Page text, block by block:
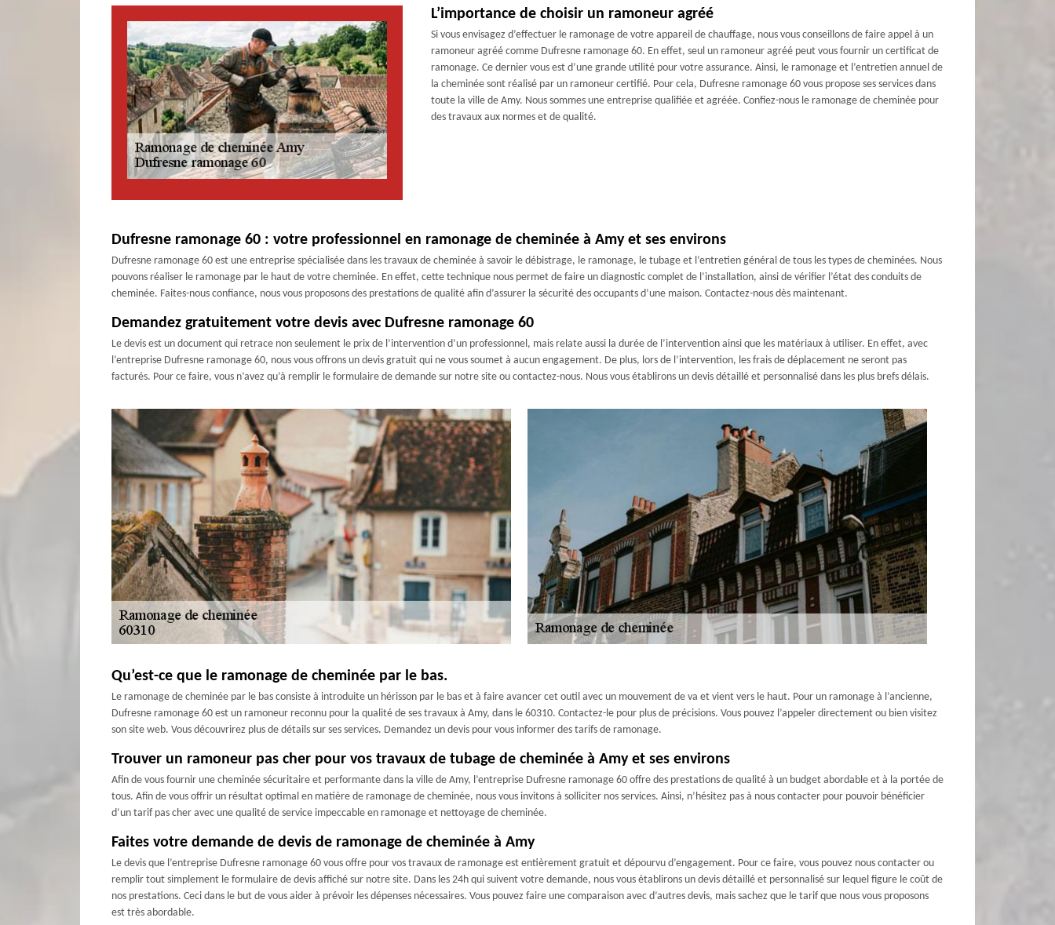
L’importance de choisir un ramoneur agréé
Si vous envisagez d’effectuer le ramonage de votre appareil de chauffage, nous vous conseillons de faire appel à un
ramoneur agréé comme Dufresne ramonage 60. En effet, seul un ramoneur agréé peut vous fournir un certificat de
ramonage. Ce dernier vous est d’une grande utilité pour votre assurance. Ainsi, le ramonage et l’entretien annuel de
la cheminée sont réalisé par un ramoneur certifié. Pour cela, Dufresne ramonage 60 vous propose ses services dans
toute la ville de Amy. Nous sommes une entreprise qualifiée et agréée. Confiez-nous le ramonage de cheminée pour
des travaux aux normes et de qualité.
Dufresne ramonage 60 : votre professionnel en ramonage de cheminée à Amy et ses environs
Dufresne ramonage 60 est une entreprise spécialisée dans les travaux de cheminée à savoir le débistrage, le ramonage, le tubage et l’entretien général de tous les types de cheminées. Nous
pouvons réaliser le ramonage par le haut de votre cheminée. En effet, cette technique nous permet de faire un diagnostic complet de l’installation, ainsi de vérifier l’état des conduits de
cheminée. Faites-nous confiance, nous vous proposons des prestations de qualité afin d’assurer la sécurité des occupants d’une maison. Contactez-nous dès maintenant.
Demandez gratuitement votre devis avec Dufresne ramonage 60
Le devis est un document qui retrace non seulement le prix de l’intervention d’un professionnel, mais relate aussi la durée de l’intervention ainsi que les matériaux à utiliser. En effet, avec
l’entreprise Dufresne ramonage 60, nous vous offrons un devis gratuit qui ne vous soumet à aucun engagement. De plus, lors de l’intervention, les frais de déplacement ne seront pas
facturés. Pour ce faire, vous n’avez qu’à remplir le formulaire de demande sur notre site ou contactez-nous. Nous vous établirons un devis détaillé et personnalisé dans les plus brefs délais.
Qu’est-ce que le ramonage de cheminée par le bas.
Le ramonage de cheminée par le bas consiste à introduite un hérisson par le bas et à faire avancer cet outil avec un mouvement de va et vient vers le haut. Pour un ramonage à l’ancienne,
Dufresne ramonage 60 est un ramoneur reconnu pour la qualité de ses travaux à Amy, dans le 60310. Contactez-le pour plus de précisions. Vous pouvez l’appeler directement ou bien visitez
son site web. Vous découvrirez plus de détails sur ses services. Demandez un devis pour vous informer des tarifs de ramonage.
Trouver un ramoneur pas cher pour vos travaux de tubage de cheminée à Amy et ses environs
Afin de vous fournir une cheminée sécuritaire et performante dans la ville de Amy, l’entreprise Dufresne ramonage 60 offre des prestations de qualité à un budget abordable et à la portée de
tous. Afin de vous offrir un résultat optimal en matière de ramonage de cheminée, nous vous invitons à solliciter nos services. Ainsi, n’hésitez pas à nous contacter pour pouvoir bénéficier
d’un tarif pas cher avec une qualité de service impeccable en ramonage et nettoyage de cheminée.
Faites votre demande de devis de ramonage de cheminée à Amy
Le devis que l’entreprise Dufresne ramonage 60 vous offre pour vos travaux de ramonage est entièrement gratuit et dépourvu d’engagement. Pour ce faire, vous pouvez nous contacter ou
remplir tout simplement le formulaire de devis affiché sur notre site. Dans les 24h qui suivent votre demande, nous vous établirons un devis détaillé et personnalisé sur lequel figure le coût de
nos prestations. Ceci dans le but de vous aider à prévoir les dépenses nécessaires. Vous pouvez faire une comparaison avec d’autres devis, mais sachez que le tarif que nous vous proposons
est très abordable.